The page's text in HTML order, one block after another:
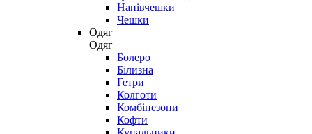
Напівчешки
Чешки
Одяг
Одяг
Болеро
Білизна
Гетри
Колготи
Комбінезони
Кофти